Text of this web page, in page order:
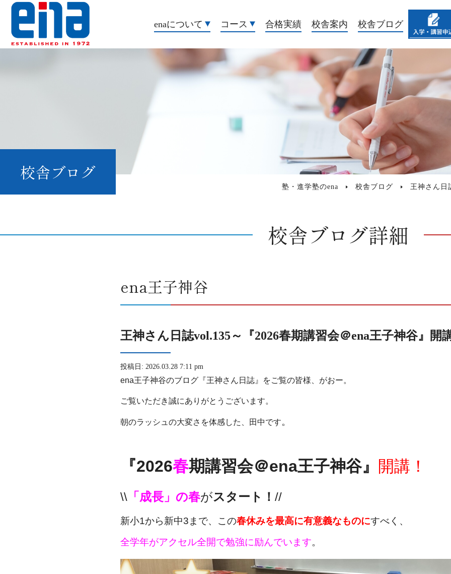
enaについて コース 合格実績 校舎案内 校舎ブログ
校舎ブログ
塾・進学塾のena 校舎ブログ 王神さん日
校舎ブログ詳細
ena王子神谷
王神さん日誌vol.135～『2026春期講習会＠ena王子神谷』開
投稿日: 2026.03.28 7:11 pm
ena王子神谷のブログ『王神さん日誌』をご覧の皆様、がおー。
ご覧いただき誠にありがとうございます。
朝のラッシュの大変さを体感した、田中です。
『2026春期講習会＠ena王子神谷』 開講！
\\ 「成長」の春がスタート！ //
新小1から新中3まで、この春休みを最高に有意義なものにすべく、
全学年がアクセル全開で勉強に励んでいます。